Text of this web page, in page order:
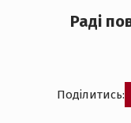
Раді
Поділитись: